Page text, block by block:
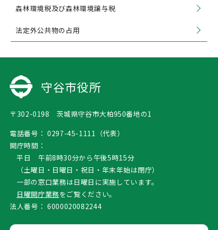
森林環境税及び森林環境譲与税
法定外公共物の占用
守谷市役所
〒302-0198 茨城県守谷市大柏950番地の1
電話番号： 0297-45-1111（代表）
開庁時間：
平日 午前8時30分から午後5時15分
（土曜日・日曜日・祝日・年末年始は閉庁）
一部の窓口業務は日曜日に実施しています。
日曜開庁業務をご覧ください。
法人番号： 6000020082244